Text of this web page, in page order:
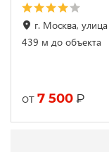
г. Москва,
439 м до объекта
от 7 500 ₽